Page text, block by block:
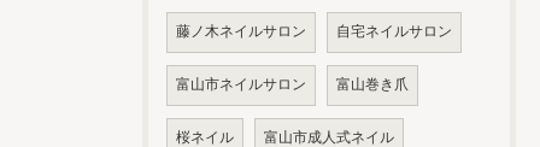
藤ノ木ネイルサロン 自宅ネイルサロン
富山市ネイルサロン 富山巻き爪
桜ネイル 富山市成人式ネイル